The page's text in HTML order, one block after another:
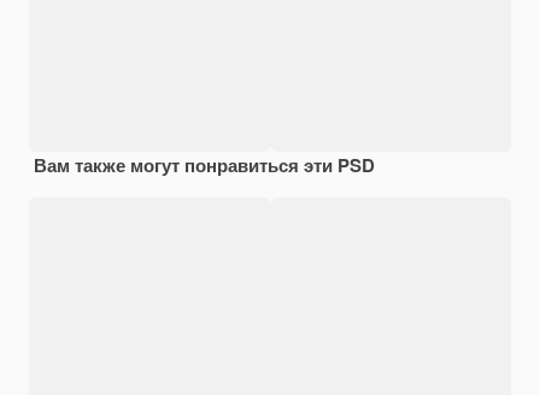
Вам также могут понравиться эти PSD